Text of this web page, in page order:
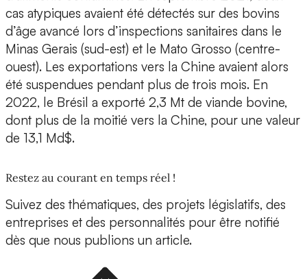
cas atypiques avaient été détectés sur des bovins
d’âge avancé lors d’inspections sanitaires dans le
Minas Gerais (sud-est) et le Mato Grosso (centre-
ouest). Les exportations vers la Chine avaient alors
été suspendues pendant plus de trois mois. En
2022, le Brésil a exporté 2,3 Mt de viande bovine,
dont plus de la moitié vers la Chine, pour une valeur
de 13,1 Md$.
Restez au courant en temps réel !
Suivez des thématiques, des projets législatifs, des
entreprises et des personnalités pour être notifié
dès que nous publions un article.